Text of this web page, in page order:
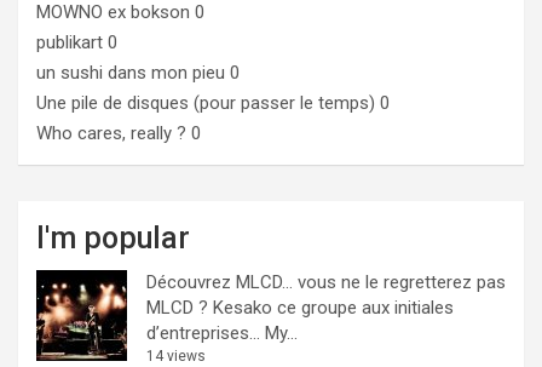
MOWNO ex bokson 0
publikart 0
un sushi dans mon pieu 0
Une pile de disques (pour passer le temps) 0
Who cares, really ? 0
I'm popular
Découvrez MLCD… vous ne le regretterez pas
MLCD ? Kesako ce groupe aux initiales
d’entreprises… My...
14 views